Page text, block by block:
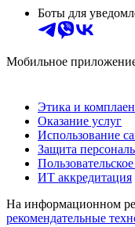
Боты для
Мобильное
Этика и
Оказание услуг
Использование
Защита
ИТ аккредитация
На информационном
рекомендательные